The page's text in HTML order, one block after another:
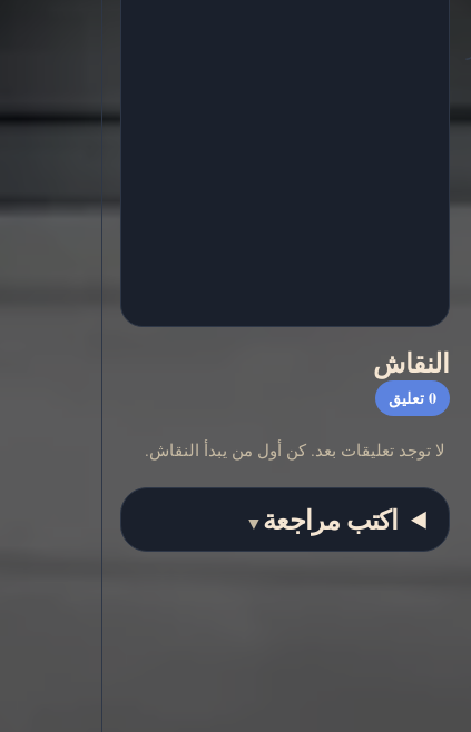
النقاش
0 تعليق
لا توجد تعليقات بعد. كن أول من يبدأ النقاش.
اكتب مراجعة▼